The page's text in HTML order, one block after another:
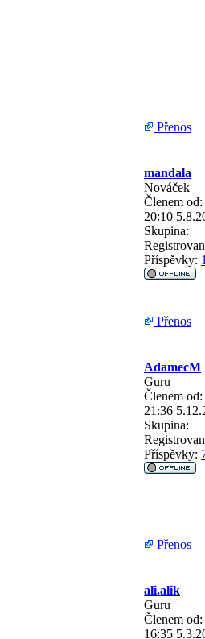
Přenos
mandala
Nováček
Členem od:
20:10
Skupina:
Příspěvky:
Přenos
AdamecM
Guru
Členem od:
21:36
Skupina:
Příspěvky:
Přenos
ali.alik
Guru
Členem od:
16:35